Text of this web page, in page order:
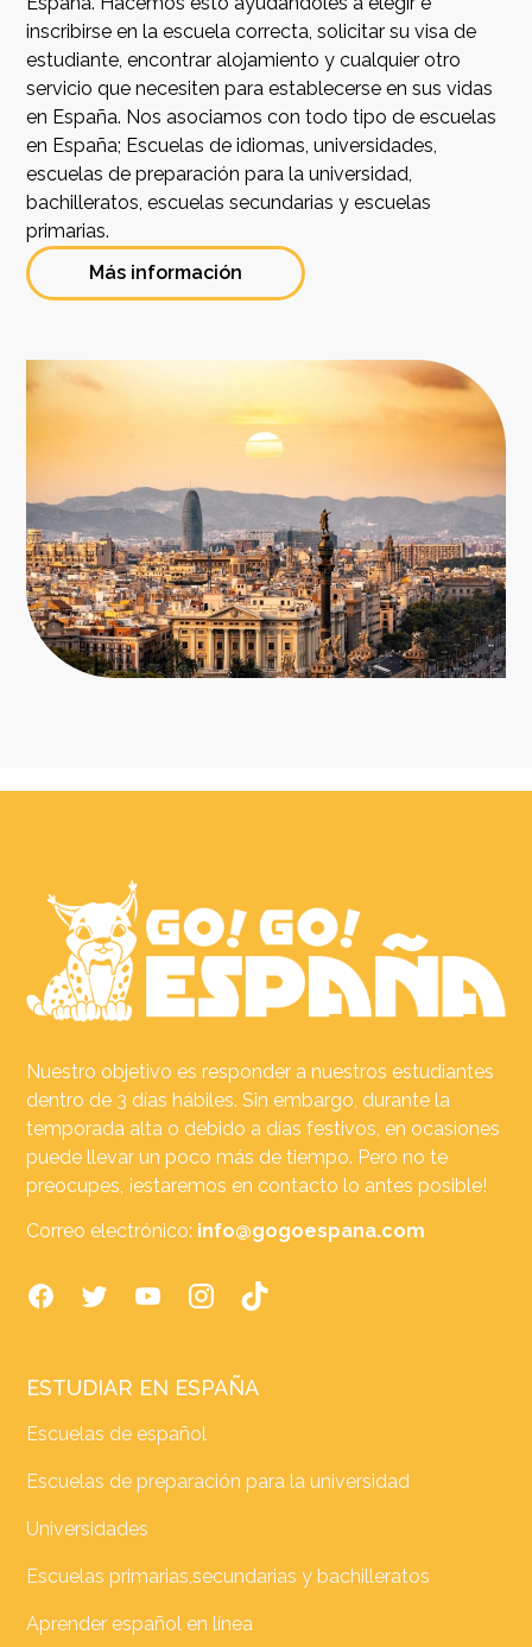
inscribirse en la escuela correcta, solicitar su visa de
estudiante, encontrar alojamiento y cualquier otro
servicio que necesiten para establecerse en sus vidas
en España. Nos asociamos con todo tipo de escuelas
en España; Escuelas de idiomas, universidades,
escuelas de preparación para la universidad,
bachilleratos, escuelas secundarias y escuelas
primarias.
Más información
Nuestro objetivo es responder a nuestros estudiantes
dentro de 3 días hábiles. Sin embargo, durante la
temporada alta o debido a días festivos, en ocasiones
puede llevar un poco más de tiempo. Pero no te
preocupes, ¡estaremos en contacto lo antes posible!
Correo electrónico: info@gogoespana.com
ESTUDIAR EN ESPAÑA
Escuelas de español
Escuelas de preparación para la universidad
Universidades
Escuelas primarias,secundarias y bachilleratos
Aprender español en línea